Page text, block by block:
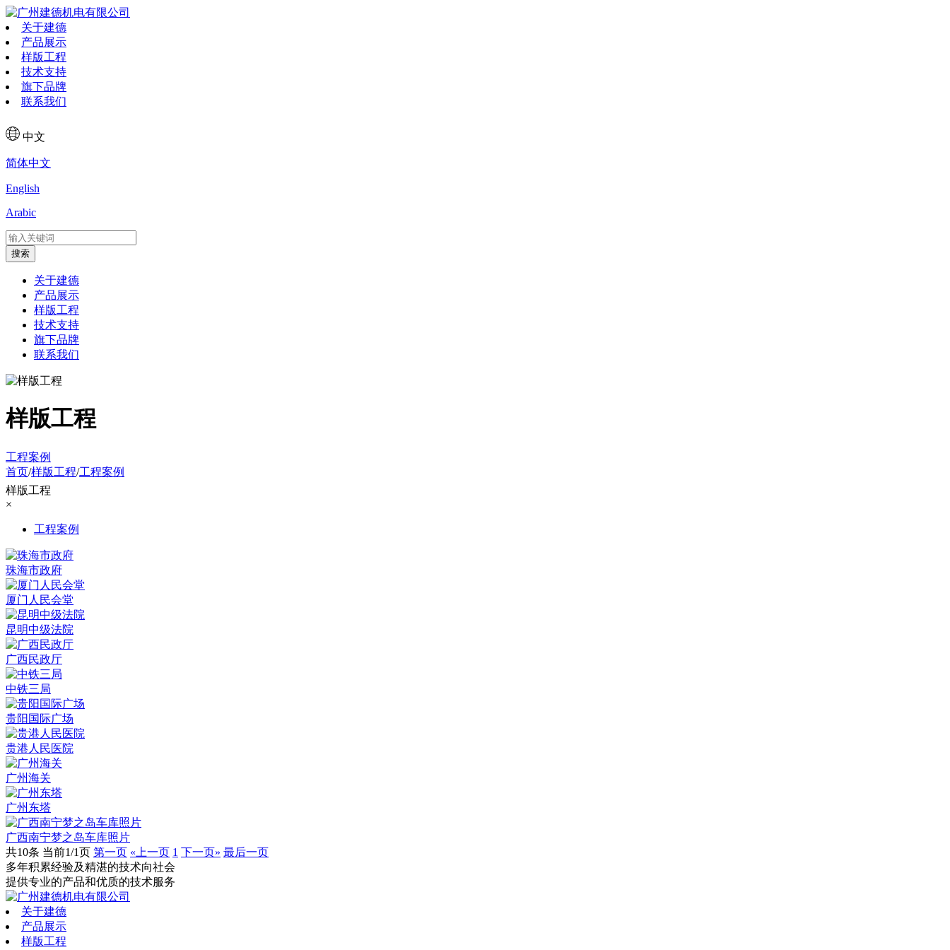
关于建德
产品展示
样版工程
技术支持
旗下品牌
联系我们
中文
简体中文
English
Arabic
搜索
关于建德
产品展示
样版工程
技术支持
旗下品牌
联系我们
样版工程
工程案例
首页/样版工程/工程案例
样版工程
×
工程案例
珠海市政府
厦门人民会堂
昆明中级法院
广西民政厅
中铁三局
贵阳国际广场
贵港人民医院
广州海关
广州东塔
广西南宁梦之岛车库照片
共10条 当前1/1页 第一页 «上一页 1 下一页» 最后一页
多年积累经验及精湛的技术向社会
提供专业的产品和优质的技术服务
关于建德
产品展示
样版工程